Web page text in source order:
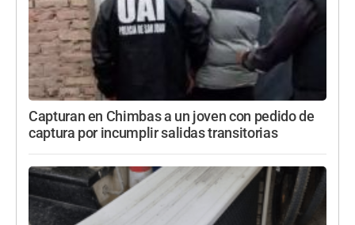
Capturan en Chimbas a un joven con pedido de
captura por incumplir salidas transitorias